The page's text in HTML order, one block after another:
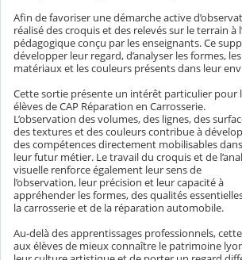
Afin de favoriser une démarche active
réalisé des croquis et des relevés sur le terrain à
pédagogique conçu par les enseignants. Ce
développer leur regard, d’analyser les formes,
matériaux et les couleurs présents dans leur
Cette sortie présente un intérêt particulier pour
élèves de CAP Réparation en Carrosserie.
L’observation des volumes, des lignes, des
des textures et des couleurs contribue à
des compétences directement mobilisables dans
leur futur métier. Le travail du croquis et de
visuelle renforce également leur sens de
l’observation, leur précision et leur capacité à
appréhender les formes, des qualités
la carrosserie et de la réparation automobile.
Au-delà des apprentissages professionnels,
aux élèves de mieux connaître le patrimoine